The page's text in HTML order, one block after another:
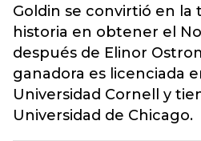
Goldin se convirtió en la
historia en obtener el
después de Elinor
ganadora es licenciada
Universidad Cornell y
Universidad de Chicago.